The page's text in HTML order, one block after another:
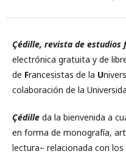
Çédille, revista de estudios
electrónica gratuita y de
de Francesistas de la U
colaboración de la
Çédille da la bienvenida a
en forma de monografía,
lectura– relacionada con